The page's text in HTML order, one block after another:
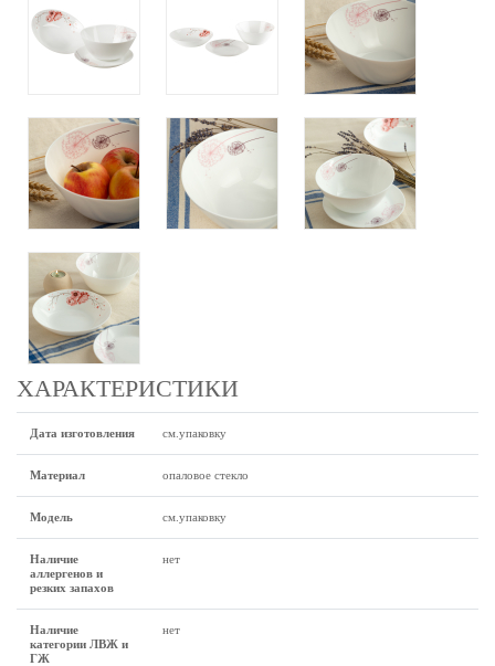
ХАРАКТЕРИСТИКИ
Дата изготовления см.упаковку
Материал опаловое стекло
Модель см.упаковку
Наличие
аллергенов и
резких запахов
нет
Наличие
категории ЛВЖ и
ГЖ
нет